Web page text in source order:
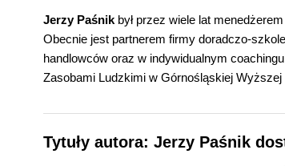
Jerzy Paśnik był przez wiele lat
Obecnie jest partnerem firmy doradczo-
handlowców oraz w indywidualnym
Zasobami Ludzkimi w Górnośląskiej
Tytuły autora: Jerzy Paśnik